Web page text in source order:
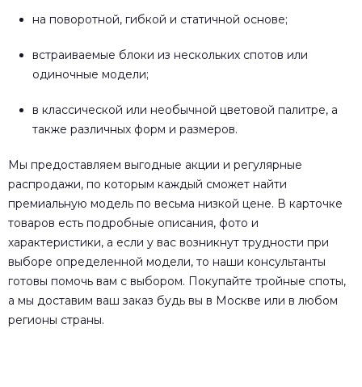
на поворотной, гибкой и статичной основе;
встраиваемые блоки из нескольких спотов или
одиночные модели;
в классической или необычной цветовой палитре, а
также различных форм и размеров.
Мы предоставляем выгодные акции и регулярные
распродажи, по которым каждый сможет найти
премиальную модель по весьма низкой цене. В карточке
товаров есть подробные описания, фото и
характеристики, а если у вас возникнут трудности при
выборе определенной модели, то наши консультанты
готовы помочь вам с выбором. Покупайте тройные споты,
а мы доставим ваш заказ будь вы в Москве или в любом
регионы страны.